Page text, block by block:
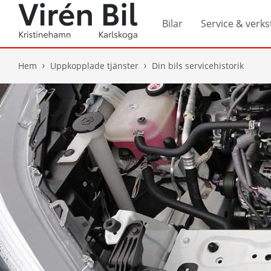
Bilar Service &
Hem Uppkopplade tjänster Din bils servicehistorik